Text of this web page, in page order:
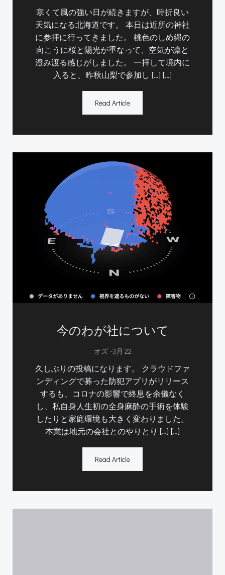
寒くて風の強い日が続きますが、時折良い
天気になる北海道です。 本日は近所の神社
に参拝に行ってきました。 桃色のしめ縄の
向こうに桜と陽光が重なって、空気が凛と
澄み渡る感じがしました。 一拝して境内に
入ると、昨秋山梨で参加し […] […]
Read Article
今のわが社について
オズ -3月 22
久しぶりの投稿になります。 クラウドファ
ンディングで募った防犯アプリがリリース
するも、コロナの影響で終息を余儀なく
し、私自身人生初の全身麻酔の手術を体験
したりと家庭環境も大きく変わりました。
本業は地元の会社とのやりとり […] […]
Read Article